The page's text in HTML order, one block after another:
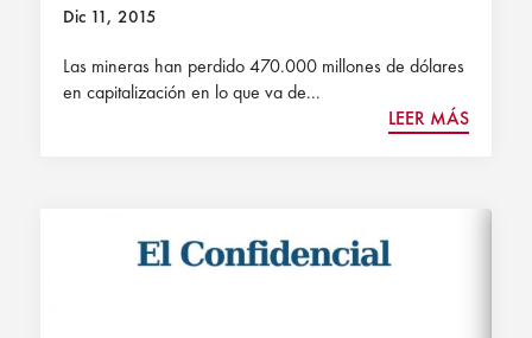
Dic 11, 2015
Las mineras han perdido 470.000 millones de dólares
en capitalización en lo que va de...
LEER MÁS